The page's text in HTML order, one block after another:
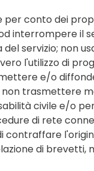
per conto dei
interrompere il
servizio; non
l'utilizzo di
e/o
non trasmettere
civile e/o
di rete
contraffare
di